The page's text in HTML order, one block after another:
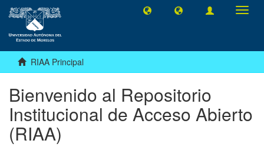
RIAA Principal
Bienvenido al Repositorio
Institucional de Acceso Abierto
(RIAA)